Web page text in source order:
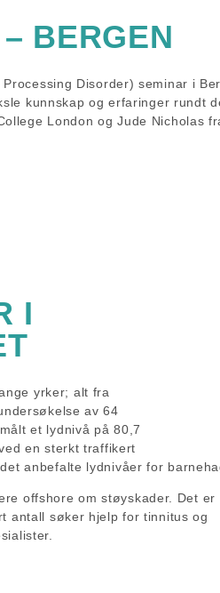
BERGEN
Disorder) seminar i
kunnskap og erfaringer rundt
London og Jude Nicholas
I
yrker; alt fra
av 64
et lydnivå på 80,7
en sterkt traffikert
anbefalte lydnivåer for
offshore om støyskader. Det er
antall søker hjelp for tinnitus og